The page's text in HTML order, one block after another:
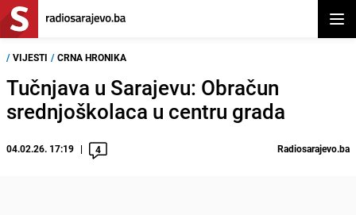
/ VIJESTI / CRNA HRONIKA
Tučnjava u Sarajevu: Obračun
srednjoškolaca u centru grada
04.02.26. 17:19 4 Radiosarajevo.ba